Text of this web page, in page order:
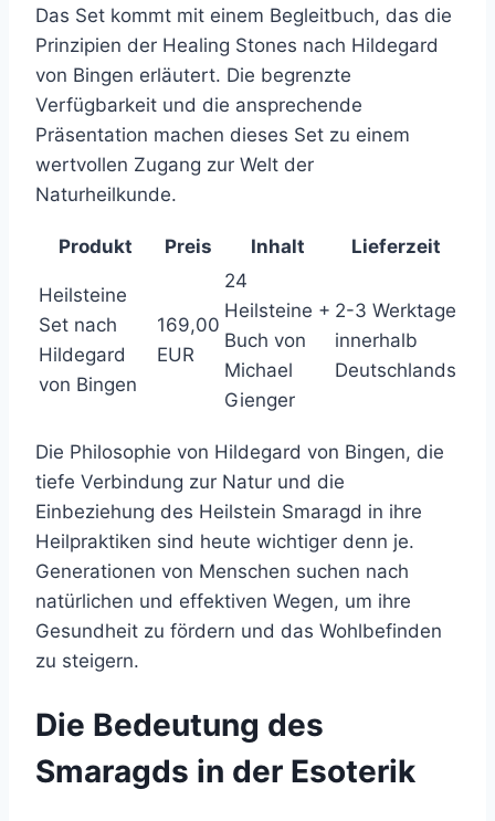
Das Set kommt mit einem Begleitbuch, das die
Prinzipien der Healing Stones nach Hildegard
von Bingen erläutert. Die begrenzte
Verfügbarkeit und die ansprechende
Präsentation machen dieses Set zu einem
wertvollen Zugang zur Welt der
Naturheilkunde.
Produkt Preis Inhalt Lieferzeit
Heilsteine
Set nach
Hildegard
von Bingen
169,00
EUR
24
Heilsteine +
Buch von
Michael
Gienger
2-3 Werktage
innerhalb
Deutschlands
Die Philosophie von Hildegard von Bingen, die
tiefe Verbindung zur Natur und die
Einbeziehung des Heilstein Smaragd in ihre
Heilpraktiken sind heute wichtiger denn je.
Generationen von Menschen suchen nach
natürlichen und effektiven Wegen, um ihre
Gesundheit zu fördern und das Wohlbefinden
zu steigern.
Die Bedeutung des
Smaragds in der Esoterik